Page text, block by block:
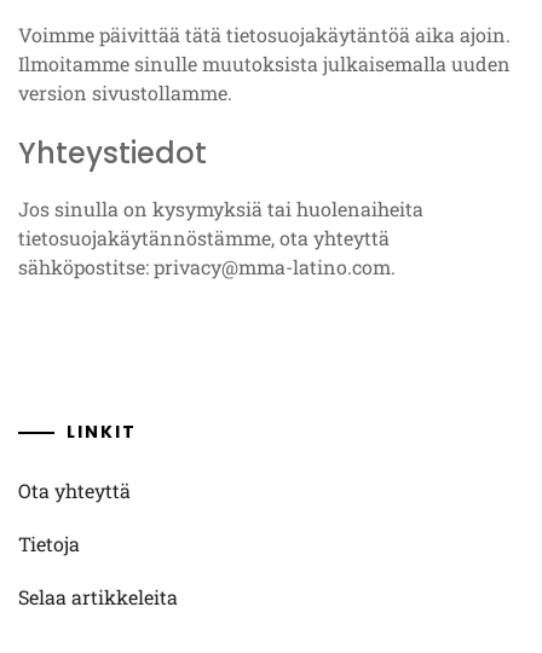
Voimme päivittää tätä tietosuojakäytäntöä aika ajoin.
Ilmoitamme sinulle muutoksista julkaisemalla uuden
version sivustollamme.
Yhteystiedot
Jos sinulla on kysymyksiä tai huolenaiheita
tietosuojakäytännöstämme, ota yhteyttä
sähköpostitse:privacy@mma-latino.com.
LINKIT
Ota yhteyttä
Tietoja
Selaa artikkeleita